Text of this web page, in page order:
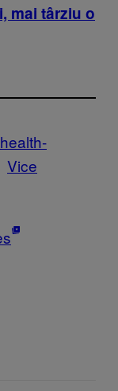
mai târziu o
health-
Vice